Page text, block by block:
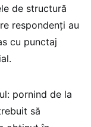
de structură
respondenți au
cu punctaj
pornind de la
să